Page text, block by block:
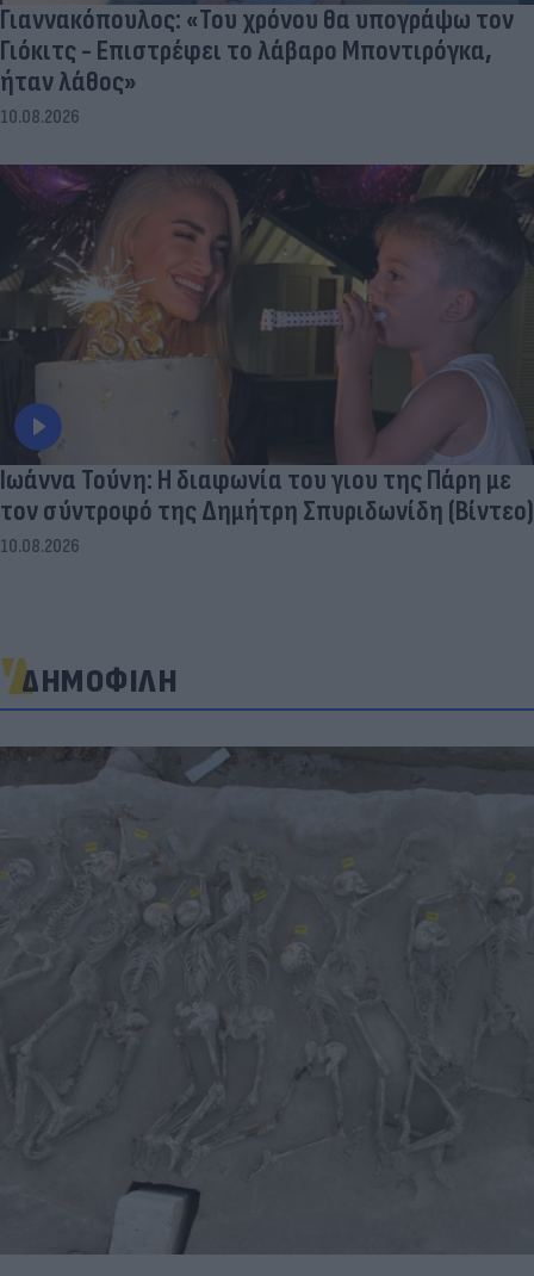
Γιαννακόπουλος: «Του χρόνου θα υπογράψω τον
Γιόκιτς - Επιστρέφει το λάβαρο Μποντιρόγκα,
ήταν λάθος»
10.08.2026
Ιωάννα Τούνη: Η διαφωνία του γιου της Πάρη με
τον σύντροφό της Δημήτρη Σπυριδωνίδη (Βίντεο)
10.08.2026
ΔΗΜΟΦΙΛΗ